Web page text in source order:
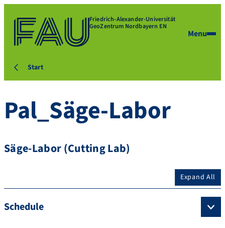
Friedrich-Alexander-Universität
GeoZentrum Nordbayern EN
Menu
Start
Pal_Säge-Labor
Säge-Labor (Cutting Lab)
Expand All
Schedule